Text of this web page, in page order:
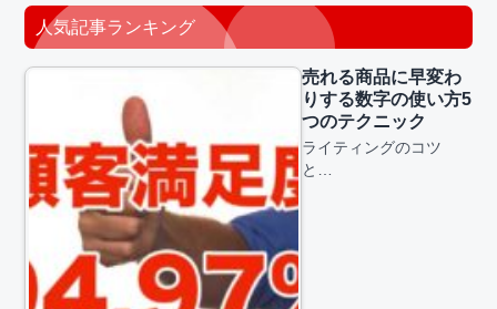
人気記事ランキング
売れる商品に早変わ
りする数字の使い方5
つのテクニック
ライティングのコツ
と…